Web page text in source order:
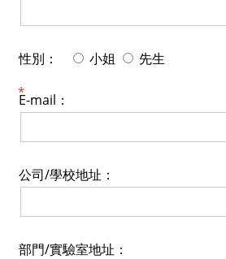
性別： 小姐 先生
E-mail：
公司/學校地址：
部門/實驗室地址：